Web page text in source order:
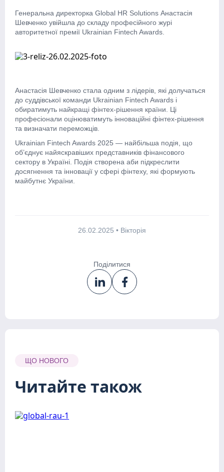
Генеральна директорка Global HR Solutions Анастасія
Шевченко увійшла до складу професійного журі
авторитетної премії Ukrainian Fintech Awards.
Анастасія Шевченко стала одним з лідерів, які долучаться
до суддівської команди Ukrainian Fintech Awards і
обиратимуть найкращі фінтех-рішення країни. Ці
професіонали оцінюватимуть інноваційні фінтех-рішення
та визначати переможців.
Ukrainian Fintech Awards 2025 — найбільша подія, що
об’єднує найяскравіших представників фінансового
сектору в Україні. Подія створена аби підкреслити
досягнення та інновації у сфері фінтеху, які формують
майбутнє України.
26.02.2025 • Вікторія
Поділитися
ЩО НОВОГО
Читайте також